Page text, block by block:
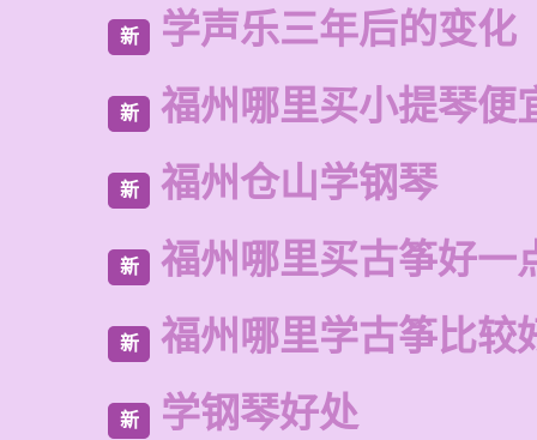
新 学声乐三年后的变化
新 福州哪里买小提琴便
新 福州仓山学钢琴
新 福州哪里买古筝好一
新 福州哪里学古筝比较
新 学钢琴好处